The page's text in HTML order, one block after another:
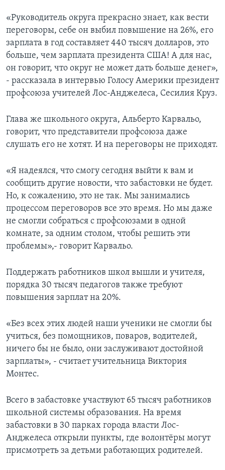
«Руководитель округа прекрасно знает, как вести
переговоры, себе он выбил повышение на 26%, его
зарплата в год составляет 440 тысяч долларов, это
больше, чем зарплата президента США! А для нас,
он говорит, что округ не может дать больше денег»,
- рассказала в интервью Голосу Америки президент
профсоюза учителей Лос-Анджелеса, Сесилия Круз.
Глава же школьного округа, Альберто Карвальо,
говорит, что представители профсоюза даже
слушать его не хотят. И на переговоры не приходят.
«Я надеялся, что смогу сегодня выйти к вам и
сообщить другие новости, что забастовки не будет.
Но, к сожалению, это не так. Мы занимались
процессом переговоров все это время. Но мы даже
не смогли собраться с профсоюзами в одной
комнате, за одним столом, чтобы решить эти
проблемы»,- говорит Карвальо.
Поддержать работников школ вышли и учителя,
порядка 30 тысяч педагогов также требуют
повышения зарплат на 20%.
«Без всех этих людей наши ученики не смогли бы
учиться, без помощников, поваров, водителей,
ничего бы не было, они заслуживают достойной
зарплаты», - считает учительница Виктория
Монтес.
Всего в забастовке участвуют 65 тысяч работников
школьной системы образования. На время
забастовки в 30 парках города власти Лос-
Анджелеса открыли пункты, где волонтёры могут
присмотреть за детьми работающих родителей.